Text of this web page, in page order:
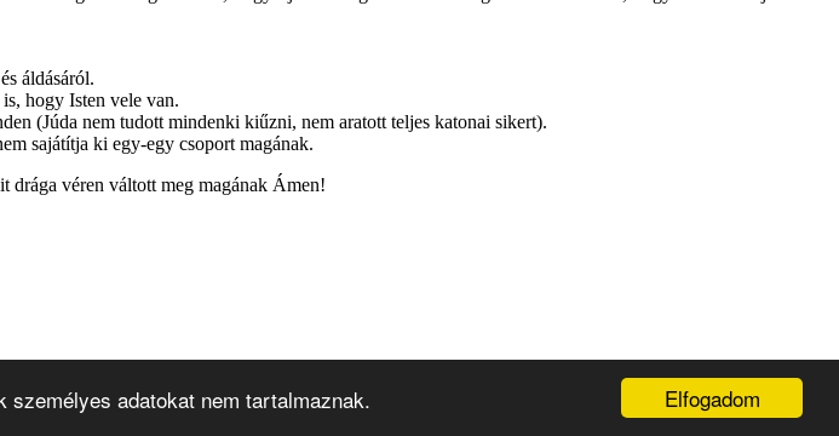
Elfogadom
adatokat nem tartalmaznak.
áldásáról.
hogy Isten vele van.
(Júda nem tudott mindenki kiűzni, nem aratott teljes katonai sikert).
sajátítja ki egy-egy csoport magának.
drága véren váltott meg magának Ámen!